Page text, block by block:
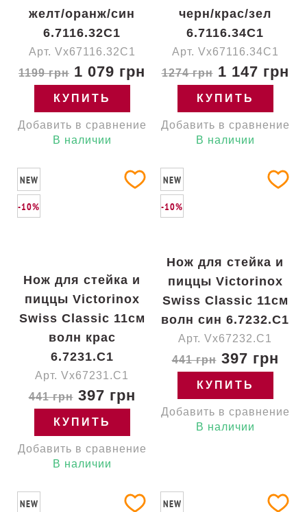
желт/оранж/син
6.7116.32C1
Арт. Vx67116.32C1
1199 грн 1 079 грн
КУПИТЬ
Добавить в сравнение
В наличии
черн/крас/зел
6.7116.34C1
Арт. Vx67116.34C1
1274 грн1 147 грн
КУПИТЬ
Добавить в сравнение
В наличии
NEW
-10%
Нож для стейка и
пиццы Victorinox
Swiss Classic 11см
волн крас
6.7231.C1
Арт. Vx67231.C1
441 грн397 грн
КУПИТЬ
Добавить в сравнение
В наличии
NEW
-10%
Нож для стейка и
пиццы Victorinox
Swiss Classic 11см
волн син 6.7232.C1
Арт. Vx67232.C1
441 грн397 грн
КУПИТЬ
Добавить в сравнение
В наличии
NEW NEW